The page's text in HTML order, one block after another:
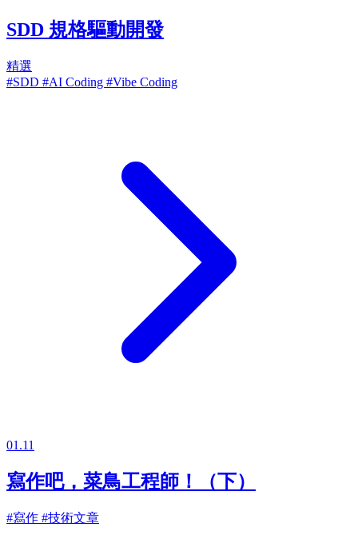
SDD 規格驅動開發
精選
#SDD #AI Coding #Vibe Coding
01.11
寫作吧，菜鳥工程師！（下）
#寫作 #技術文章